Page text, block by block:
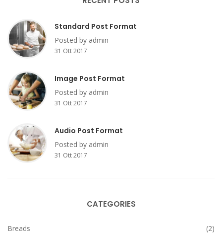
Standard Post Format
Posted by admin
31 Ott 2017
Image Post Format
Posted by admin
31 Ott 2017
Audio Post Format
Posted by admin
31 Ott 2017
CATEGORIES
Breads
(2)